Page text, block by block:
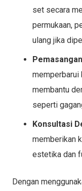
set secara
permukaan,
ulang jika
memperbarui
membantu
seperti
Konsultasi
memberikan
estetika dan
Dengan